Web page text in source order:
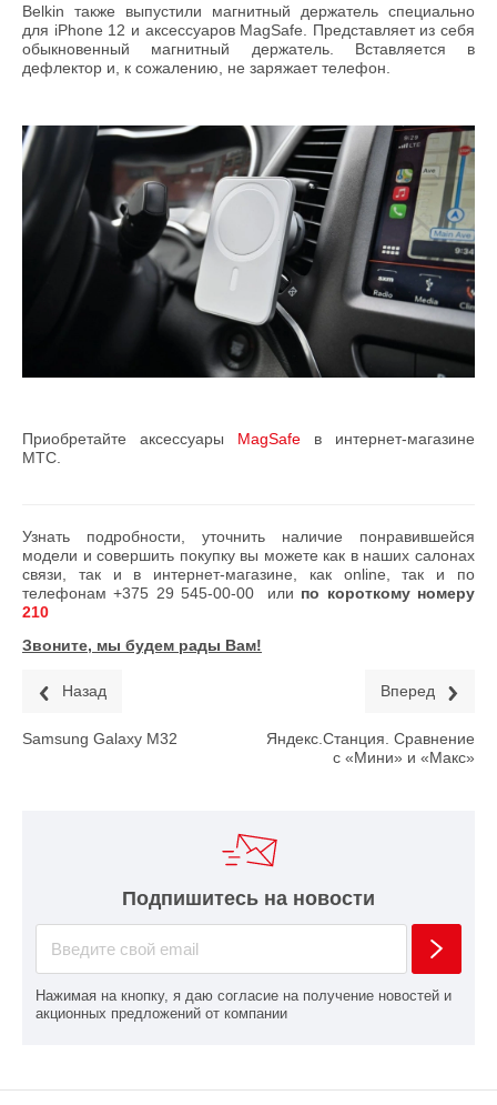
Belkin также выпустили магнитный держатель специально
для iPhone 12 и аксессуаров MagSafe. Представляет из себя
обыкновенный магнитный держатель. Вставляется в
дефлектор и, к сожалению, не заряжает телефон.
Приобретайте аксессуары MagSafe в интернет-магазине
МТС.
Узнать подробности, уточнить наличие понравившейся
модели и совершить покупку вы можете как в наших салонах
связи, так и в интернет-магазине, как online, так и по
телефонам+375 29 545-00-00 или по короткому номеру
210
Звоните, мы будем рады Вам!
Назад
Samsung Galaxy M32
Вперед
Яндекс.Станция. Сравнение
с «Мини» и «Макс»
Подпишитесь на новости
Нажимая на кнопку, я даю согласие на получение новостей и
акционных предложений от компании